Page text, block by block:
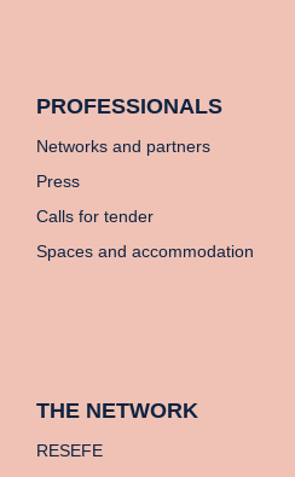
PROFESSIONALS
Networks and partners
Press
Calls for tender
Spaces and accommodation
THE NETWORK
RESEFE